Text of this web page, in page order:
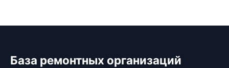
База ремонтных организаций